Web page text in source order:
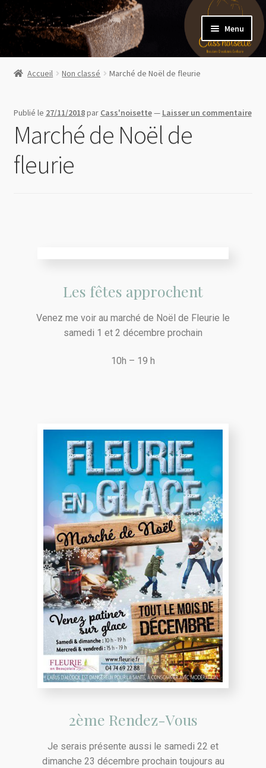
Menu
Accueil
Evénements
Accueil Non classé Marché de Noël de fleurie
Publié le 27/11/2018par Cass'noisette— Laisser un commentaire
Marché de Noël de
fleurie
Les fêtes approchent
Venez me voir au marché de Noël de Fleurie le
samedi 1 et 2 décembre prochain
10h – 19 h
2ème Rendez-Vous
Je serais présente aussi le samedi 22 et
dimanche 23 décembre prochain toujours au